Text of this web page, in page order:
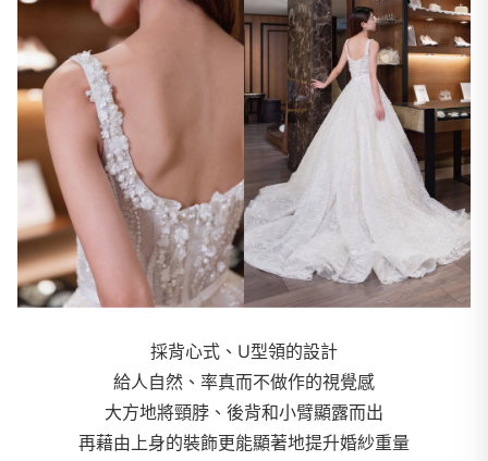
採背心式、U型領的設計
給人自然、率真而不做作的視覺感
大方地將頸脖、後背和小臂顯露而出
再藉由上身的裝飾更能顯著地提升婚紗重量